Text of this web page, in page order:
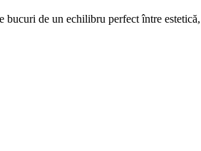
bucuri de un echilibru perfect între